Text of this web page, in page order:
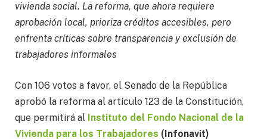
vivienda social. La reforma, que ahora requiere
aprobación local, prioriza créditos accesibles, pero
enfrenta críticas sobre transparencia y exclusión de
trabajadores informales
Con 106 votos a favor, el Senado de la República
aprobó la reforma al artículo 123 de la Constitución,
que permitirá al Instituto del Fondo Nacional de la
Vivienda para los Trabajadores (Infonavit)